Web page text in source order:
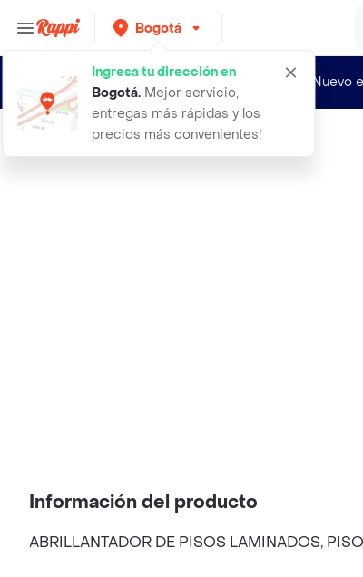
Bogotá
Ingresa tu dirección en
Bogotá. Mejor servicio,
entregas más rápidas y los
precios más convenientes!
¿Nuevo
abrillantador pisos laminados 1lt f
Información del producto
ABRILLANTADOR DE PISOS LAMINADOS,